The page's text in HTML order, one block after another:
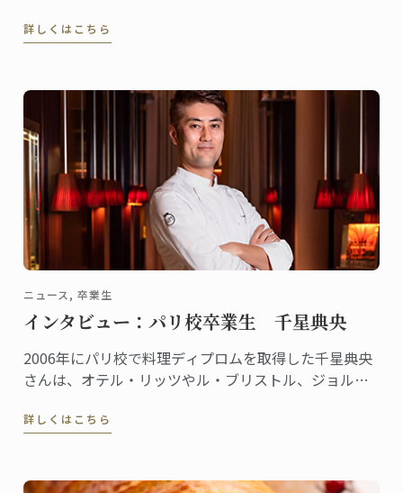
詳しくはこちら
ニュース, 卒業生
インタビュー：パリ校卒業生 千星典央
2006年にパリ校で料理ディプロムを取得した千星典央
さんは、オテル・リッツやル・ブリストル、ジョルジ
の高級リゾート、ヘビチホテル＆リゾートのエグゼク
詳しくはこちら